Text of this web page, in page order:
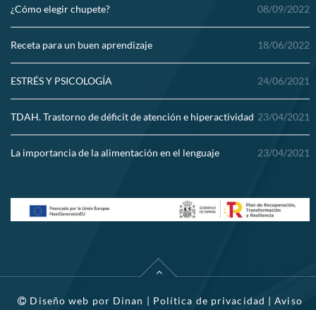
¿Cómo elegir chupete? 08/09/2022
Receta para un buen aprendizaje 18/06/2022
ESTRÉS Y PSICOLOGÍA 24/06/2021
TDAH. Trastorno de déficit de atención e hiperactividad 23/04/2021
La importancia de la alimentación en el lenguaje 23/04/2021
Diseño web por Dinan | Política de privacidad |Aviso